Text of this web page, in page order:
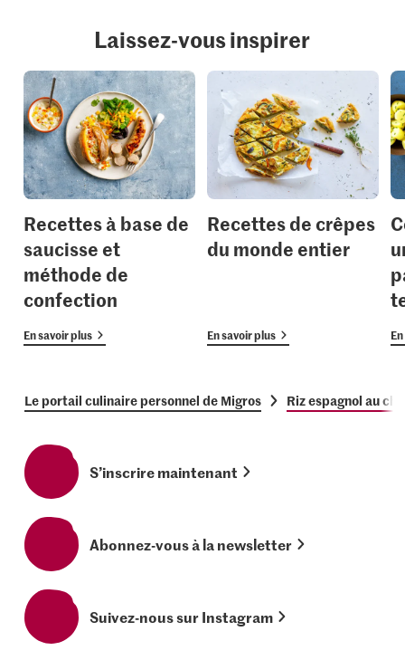
Laissez-vous inspirer
Recettes à base de
saucisse et
méthode de
confection
En savoir plus
Recettes de crêpes
du monde entier
En savoir plus
Le portail culinaire personnel de Migros Riz espagnol au
S’inscrire maintenant
Abonnez-vous à la newsletter
Suivez-nous sur Instagram